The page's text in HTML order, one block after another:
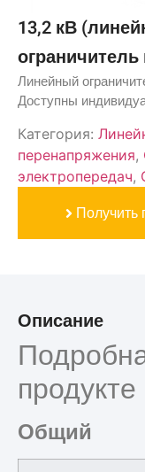
13,2 кВ
Линейный
Доступны
Категория:
перенапряжения,
электропередач,
Получить
Описание
продукте
Общий